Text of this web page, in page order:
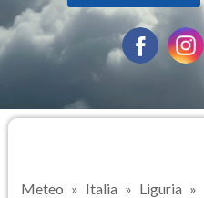
Meteo Italia Liguria